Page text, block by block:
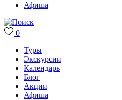
Афиша
0
Туры
Экскурсии
Календарь
Блог
Акции
Афиша